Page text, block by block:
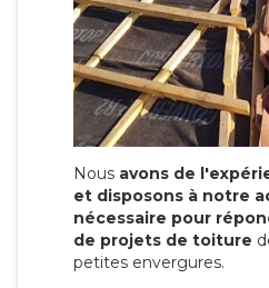
Nous avons de
et disposons à notre
nécessaire pour
de projets de toiture
petites envergures.